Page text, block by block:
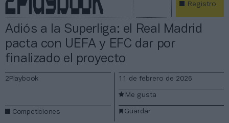
Registro
Adiós a la Superliga: el Real Madrid
pacta con UEFA y EFC dar por
finalizado el proyecto
2Playbook
Competiciones
11 de febrero de 2026
Guardar
Me gusta